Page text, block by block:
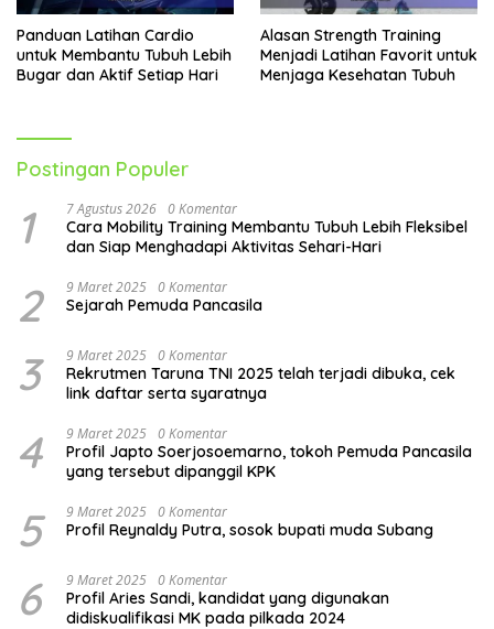
Panduan Latihan Cardio
untuk Membantu Tubuh Lebih
Bugar dan Aktif Setiap Hari
Alasan Strength Training
Menjadi Latihan Favorit untuk
Menjaga Kesehatan Tubuh
Postingan Populer
1 7 Agustus 2026 0 Komentar
Cara Mobility Training Membantu Tubuh Lebih Fleksibel
dan Siap Menghadapi Aktivitas Sehari-Hari
2 9 Maret 2025 0 Komentar
Sejarah Pemuda Pancasila
3 9 Maret 2025 0 Komentar
Rekrutmen Taruna TNI 2025 telah terjadi dibuka, cek
link daftar serta syaratnya
4 9 Maret 2025 0 Komentar
Profil Japto Soerjosoemarno, tokoh Pemuda Pancasila
yang tersebut dipanggil KPK
5 9 Maret 2025 0 Komentar
Profil Reynaldy Putra, sosok bupati muda Subang
6 9 Maret 2025 0 Komentar
Profil Aries Sandi, kandidat yang digunakan
didiskualifikasi MK pada pilkada 2024